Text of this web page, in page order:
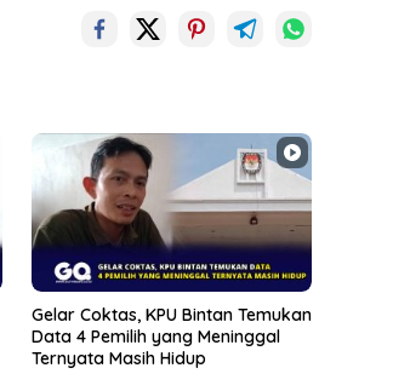
Gelar Coktas, KPU Bintan Temukan
Data 4 Pemilih yang Meninggal
Ternyata Masih Hidup